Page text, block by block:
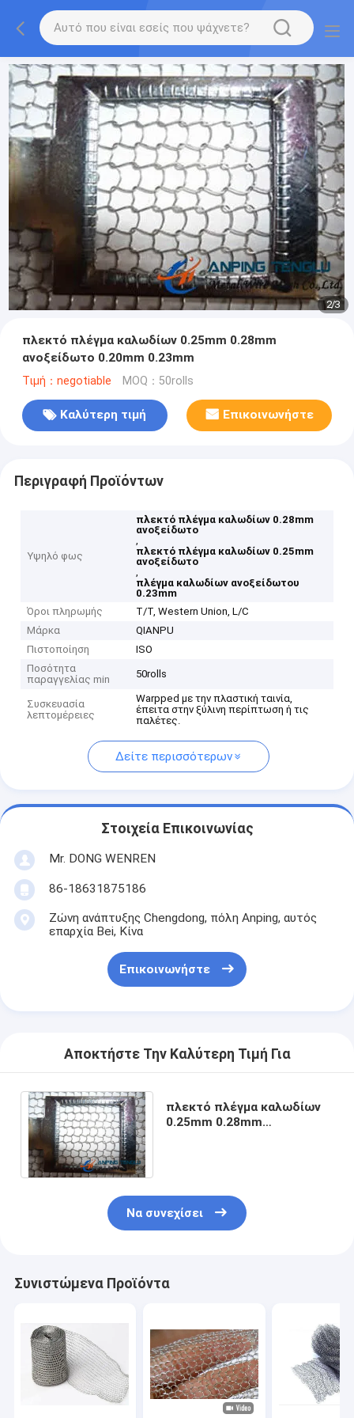
2/3
πλεκτό πλέγμα καλωδίων 0.25mm 0.28mm
ανοξείδωτο 0.20mm 0.23mm
Τιμή：negotiable MOQ：50rolls
Καλύτερη τιμή Επικοινωνήστε
Περιγραφή Προϊόντων
Υψηλό φως
πλεκτό πλέγμα καλωδίων 0.28mm
ανοξείδωτο
,
πλεκτό πλέγμα καλωδίων 0.25mm
ανοξείδωτο
,
πλέγμα καλωδίων ανοξείδωτου
0.23mm
Όροι πληρωμής
T/T, Western Union, L/C
Μάρκα
QIANPU
Πιστοποίηση
ISO
Ποσότητα
παραγγελίας min
50rolls
Συσκευασία
λεπτομέρειες
Warpped με την πλαστική ταινία,
έπειτα στην ξύλινη περίπτωση ή τις
παλέτες.
Δείτε περισσότερων
Στοιχεία Επικοινωνίας
Mr. DONG WENREN
86-18631875186
Ζώνη ανάπτυξης Chengdong, πόλη Anping, αυτός
επαρχία Bei, Κίνα
Επικοινωνήστε
Αποκτήστε Την Καλύτερη Τιμή Για
πλεκτό πλέγμα καλωδίων
0.25mm 0.28mm
Να συνεχίσει
Συνιστώμενα Προϊόντα